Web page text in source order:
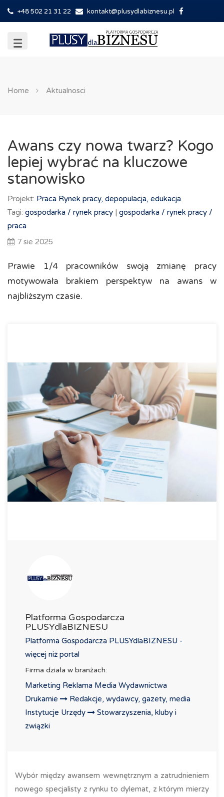
+48 502 21 31 22 kontakt@plusydlabiznesu.pl
Home Aktualnosci
Awans czy nowa twarz? Kogo
lepiej wybrać na kluczowe
stanowisko
Projekt: Praca Rynek pracy, depopulacja, edukacja
Tagi: gospodarka / rynek pracy | gospodarka / rynek pracy /
praca
7 sie 2025
Prawie 1/4 pracowników swoją zmianę pracy
motywowała brakiem perspektyw na awans w
najbliższym czasie.
Platforma Gospodarcza
PLUSYdlaBIZNESU
Platforma Gospodarcza PLUSYdlaBIZNESU -
więcej niż portal
Firma działa w branżach:
Marketing Reklama Media Wydawnictwa
Drukarnie
Redakcje, wydawcy, gazety, media
Instytucje Urzędy
Stowarzyszenia, kluby i
związki
Wybór między awansem wewnętrznym a zatrudnieniem
nowego specjalisty z rynku to dylemat, z którym mierzy